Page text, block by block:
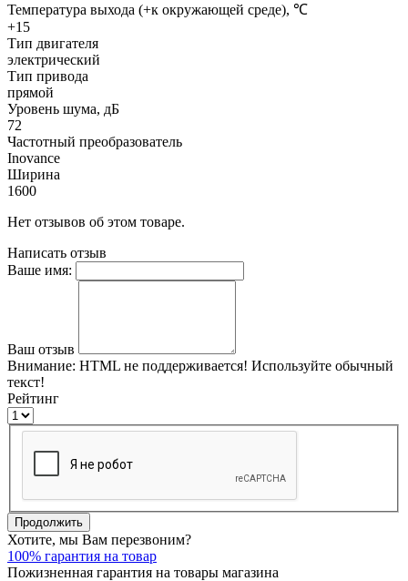
Температура выхода (+к окружающей среде), ℃
+15
Тип двигателя
электрический
Тип привода
прямой
Уровень шума, дБ
72
Частотный преобразователь
Inovance
Ширина
1600
Нет отзывов об этом товаре.
Написать отзыв
Ваше имя:
Ваш отзыв
Внимание: HTML не поддерживается! Используйте обычный
текст!
Рейтинг
Продолжить
Хотите, мы Вам перезвоним?
100% гарантия на товар
Пожизненная гарантия на товары магазина